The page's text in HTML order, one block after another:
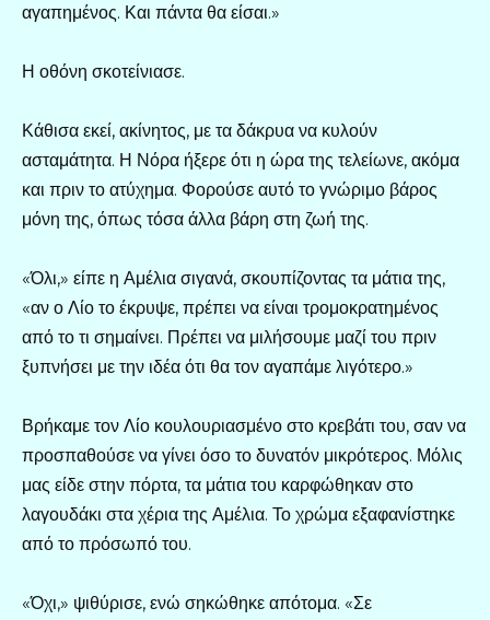
αγαπημένος. Και πάντα θα είσαι.»
Η οθόνη σκοτείνιασε.
Κάθισα εκεί, ακίνητος, με τα δάκρυα να κυλούν
ασταμάτητα. Η Νόρα ήξερε ότι η ώρα της τελείωνε, ακόμα
και πριν το ατύχημα. Φορούσε αυτό το γνώριμο βάρος
μόνη της, όπως τόσα άλλα βάρη στη ζωή της.
«Όλι,» είπε η Αμέλια σιγανά, σκουπίζοντας τα μάτια της,
«αν ο Λίο το έκρυψε, πρέπει να είναι τρομοκρατημένος
από το τι σημαίνει. Πρέπει να μιλήσουμε μαζί του πριν
ξυπνήσει με την ιδέα ότι θα τον αγαπάμε λιγότερο.»
Βρήκαμε τον Λίο κουλουριασμένο στο κρεβάτι του, σαν να
προσπαθούσε να γίνει όσο το δυνατόν μικρότερος. Μόλις
μας είδε στην πόρτα, τα μάτια του καρφώθηκαν στο
λαγουδάκι στα χέρια της Αμέλια. Το χρώμα εξαφανίστηκε
από το πρόσωπό του.
«Όχι,» ψιθύρισε, ενώ σηκώθηκε απότομα. «Σε